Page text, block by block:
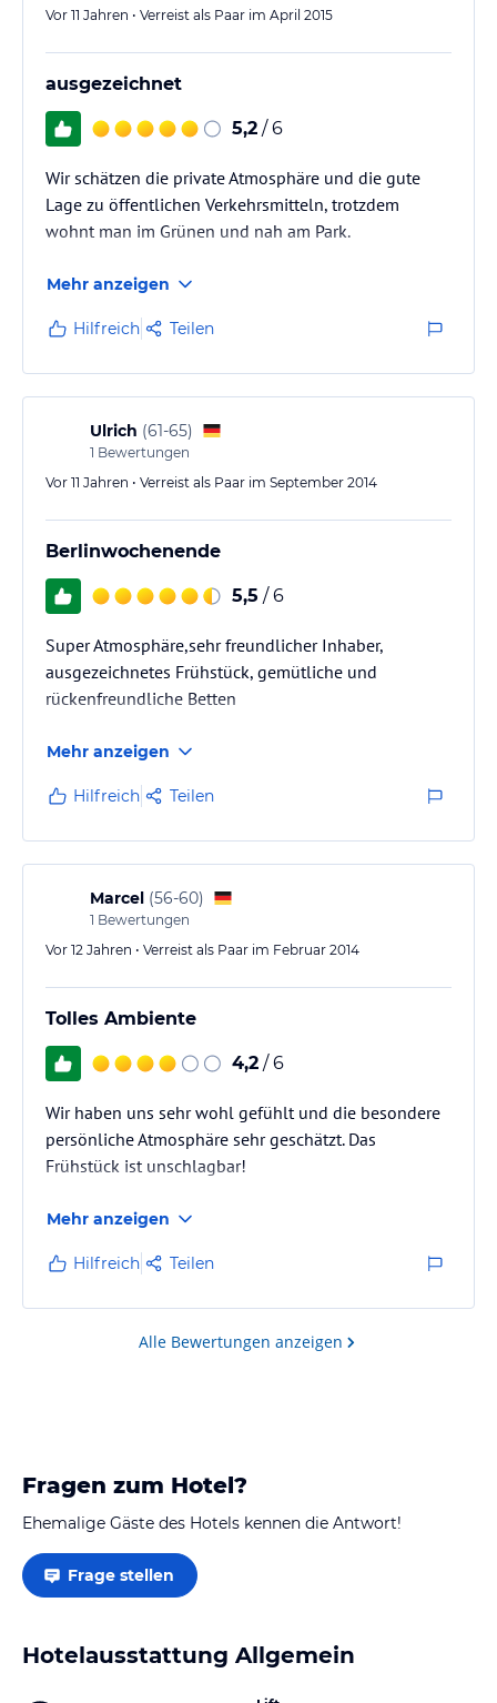
Vor 11 Jahren • Verreist als Paar im April 2015
ausgezeichnet
5,2 / 6
Wir schätzen die private Atmosphäre und die gute
Lage zu öffentlichen Verkehrsmitteln, trotzdem
wohnt man im Grünen und nah am Park.
Mehr anzeigen
Hilfreich Teilen
Ulrich (61-65)
1 Bewertungen
Vor 11 Jahren • Verreist als Paar im September 2014
Berlinwochenende
5,5 / 6
Super Atmosphäre,sehr freundlicher Inhaber,
ausgezeichnetes Frühstück, gemütliche und
rückenfreundliche Betten
Mehr anzeigen
Hilfreich Teilen
Marcel (56-60)
1 Bewertungen
Vor 12 Jahren • Verreist als Paar im Februar 2014
Tolles Ambiente
4,2 / 6
Wir haben uns sehr wohl gefühlt und die besondere
persönliche Atmosphäre sehr geschätzt. Das
Frühstück ist unschlagbar!
Mehr anzeigen
Hilfreich Teilen
Alle Bewertungen anzeigen
Fragen zum Hotel?
Ehemalige Gäste des Hotels kennen die Antwort!
Frage stellen
Hotelausstattung Allgemein